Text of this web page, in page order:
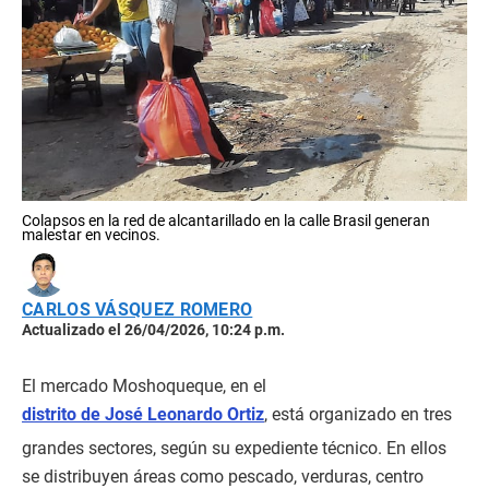
Colapsos en la red de alcantarillado en la calle Brasil generan
malestar en vecinos.
CARLOS VÁSQUEZ ROMERO
Actualizado el 26/04/2026, 10:24 p.m.
El mercado Moshoqueque, en el
distrito de José Leonardo Ortiz, está organizado en tres
grandes sectores, según su expediente técnico. En ellos
se distribuyen áreas como pescado, verduras, centro